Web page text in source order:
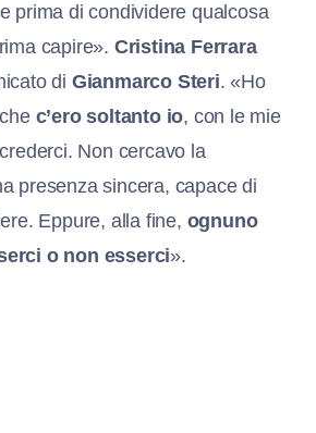
e prima di condividere qualcosa
capire». Cristina Ferrara
di Gianmarco Steri. «Ho
c’ero soltanto io, con le mie
Non cercavo la
presenza sincera, capace di
Eppure, alla fine, ognuno
o non esserci».